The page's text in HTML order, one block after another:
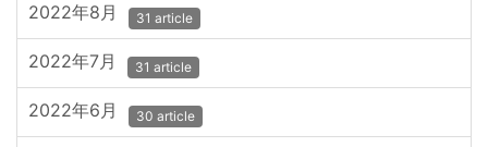
2022年8月 31 article
2022年7月 31 article
2022年6月 30 article